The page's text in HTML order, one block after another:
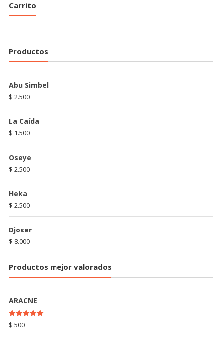
Carrito
Productos
Abu Simbel
$ 2.500
La Caída
$ 1.500
Oseye
$ 2.500
Heka
$ 2.500
Djoser
$ 8.000
Productos mejor valorados
ARACNE
Rated
out of 5
$ 500